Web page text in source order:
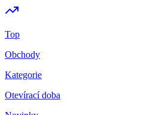
Top
Obchody
Kategorie
Otevírací doba